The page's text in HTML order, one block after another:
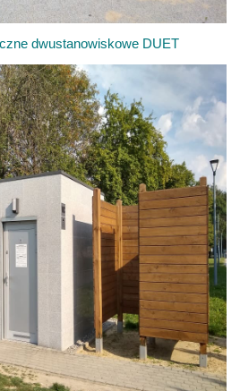
dwustanowiskowe DUET